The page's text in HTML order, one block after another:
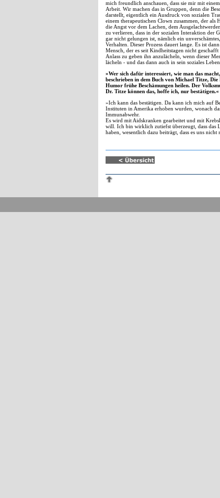
mich freundlich anschauen, dass sie mir mit
Arbeit. Wir machen das in Gruppen, denn die
darstellt, eigentlich ein Ausdruck von sozialen
einem therapeutischen Clown zusammen, der
die Angst vor dem Lachen, dem
zu verlieren, dass in der sozialen Interaktion der
gar nicht gelungen ist, nämlich ein
Verhalten. Dieser Prozess dauert lange. Es ist
Mensch, der es seit Kindheitstagen nicht
Anlass zu geben ihn anzulächeln, wenn dieser
lächeln - und das dann auch in sein soziales
»Wer sich dafür interessiert, wie man das
beschrieben in dem Buch von Michael Titze,
Humor frühe Beschämungen heilen. Der
Dr. Titze können das, hoffe ich, nur bestätigen.«
»Ich kann das bestätigen. Da kann ich mich auf
Instituten in Amerika erhoben wurden, wonach
Immunabwehr.
Es wird mit Aidskranken gearbeitet und mit
will. Ich bin wirklich zutiefst überzeugt, dass das
haben, wesentlich dazu beiträgt, dass es uns